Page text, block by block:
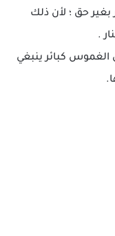
بغير حق ؛ لأن ذلك
.
الغموس كبائر ينبغي